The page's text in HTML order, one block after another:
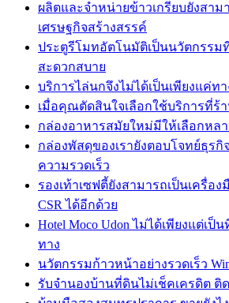
ผลิตและจำหน่ายข้าวเกรียบยังสา
เศรษฐกิจสร้างสรรค์
ประตูรีโมทอัตโนมัติเป็นนวัตกรรม
สะดวกสบาย
บริการไล่นกจึงไม่ได้เป็นเพียงแค่ทา
เมื่อคุณตัดสินใจเลือกใช้บริการที่ร้
กล่องอาหารสมัยใหม่มีให้เลือกหล
กล่องพัสดุของเรายังตอบโจทย์ธุร
ความรวดเร็ว
รองเท้าเซฟตี้ยังสามารถเป็นเครื่อ
CSR ได้อีกด้วย
Hotel Moco Udon ไม่ได้เพียงแต่เ
ทาง
นวัตกรรมก้าวหน้าอย่างรวดเร็ว
รับจำนองบ้านที่ดินไม่เช็คเครดิต ติ